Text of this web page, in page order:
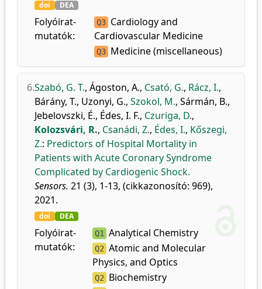
doi DEA
Folyóirat-
mutatók:
Q3 Cardiology and
Cardiovascular Medicine
Q3 Medicine (miscellaneous)
6.Szabó, G. T., Ágoston, A., Csató, G., Rácz, I.,
Bárány, T., Uzonyi, G., Szokol, M., Sármán, B.,
Jebelovszki, É., Édes, I. F., Czuriga, D.,
Kolozsvári, R., Csanádi, Z., Édes, I., Kőszegi,
Z.: Predictors of Hospital Mortality in
Patients with Acute Coronary Syndrome
Complicated by Cardiogenic Shock.
Sensors. 21 (3), 1-13, (cikkazonosító: 969),
2021.
doi DEA
Folyóirat-
mutatók:
Q1 Analytical Chemistry
Q2 Atomic and Molecular
Physics, and Optics
Q2 Biochemistry